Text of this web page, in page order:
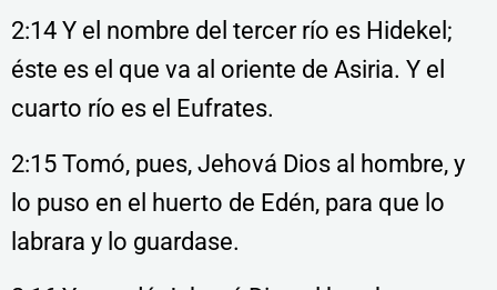
2:14 Y el nombre del tercer río es Hidekel;
éste es el que va al oriente de Asiria. Y el
cuarto río es el Eufrates.
2:15 Tomó, pues, Jehová Dios al hombre, y
lo puso en el huerto de Edén, para que lo
labrara y lo guardase.